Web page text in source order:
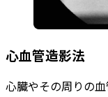
心血管造影法
心臓やその周りの